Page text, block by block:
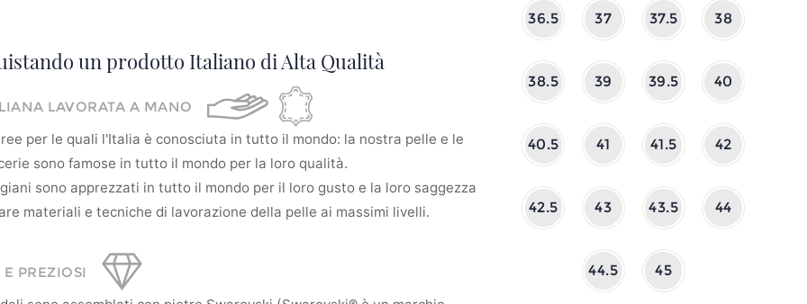
un prodotto Italiano di Alta Qualità
LAVORATA A MANO
per le quali l'Italia è conosciuta in tutto il mondo: la nostra pelle e le
sono famose in tutto il mondo per la loro qualità.
sono apprezzati in tutto il mondo per il loro gusto e la loro saggezza
materiali e tecniche di lavorazione della pelle ai massimi livelli.
E PREZIOSI
36.5 37 37.5 38
38.5 39 39.5 40
40.5 41 41.5 42
42.5 43 43.5 44
44.5 45